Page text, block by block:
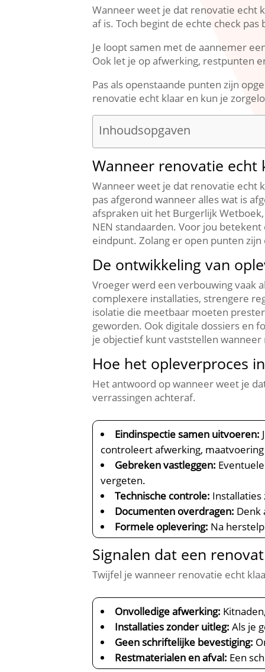
Wanneer weet je dat renovatie echt
af is.​ Toch begint de echte check
Je loopt samen met de aannemer
Ook let je op afwerking, restpunten
Pas als openstaande punten zijn
renovatie echt klaar en kun je
Inhoudsopgaven
Wanneer renovatie
Wanneer weet je dat renovatie echt
pas afgerond wanneer alles wat is
afspraken uit het Burgerlijk
NEN standaarden.​ Voor jou
eindpunt.​ Zolang er open punten
De ontwikkeling van
Vroeger werd een verbouwing vaak
complexere installaties, strengere
isolatie die meetbaar moeten
geworden.​ Ook digitale dossiers en
je objectief kunt vaststellen
Hoe het opleverproces
Het antwoord op wanneer weet je
verrassingen achteraf.​
Eindinspectie samen uitvoeren:
controleert afwerking,
Gebreken vastleggen:
vergeten.​
Technische controle:
Documenten overdragen: Denk
Formele oplevering: Na
Signalen dat een
Twijfel je wanneer renovatie echt
Onvolledige afwerking:
Installaties zonder uitleg: Als je
Geen schriftelijke bevestiging:
Restmaterialen en afval: Een